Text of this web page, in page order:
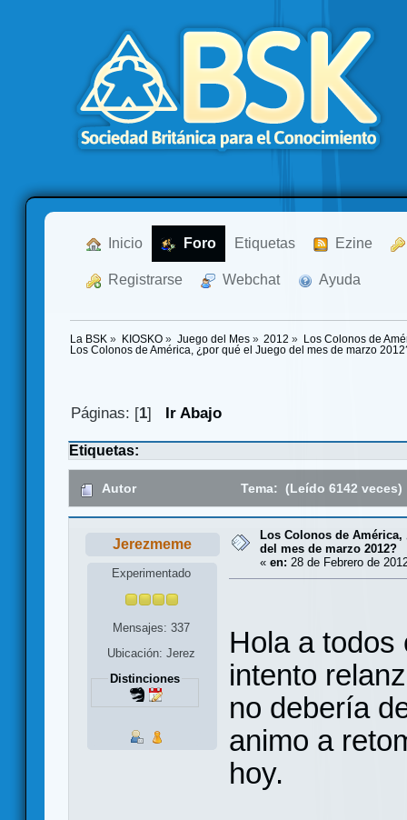
Inicio Foro Etiquetas Ezine
Registrarse Webchat Ayuda
La BSK » KIOSKO» Juego del Mes» 2012 »
Los Colonos de
Los Colonos de América, ¿por qué el Juego del mes de marzo
Páginas: [1] Ir Abajo
Etiquetas:
Autor Tema: (Leído 6142 veces)
Jerezmeme
Experimentado
Mensajes: 337
Ubicación: Jerez
Distinciones
Los Colonos de
del mes de marzo 2012?
« en: 28 de Febrero de
Hola a todos
intento
no debería
animo a
hoy.